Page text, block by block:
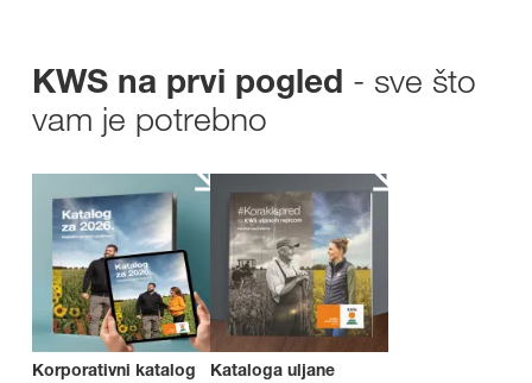
KWS na prvi pogled - sve što
vam je potrebno
Korporativni katalog
Kataloga uljane